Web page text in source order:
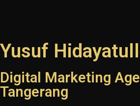
Yusuf
Digital Marketing
Tangerang